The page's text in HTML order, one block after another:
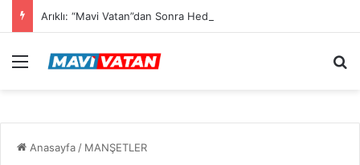
Arıklı: “Mavi Vatan”dan Sonra Hedef “Siber Vatan”
Menü
Anasayfa / MANŞETLER